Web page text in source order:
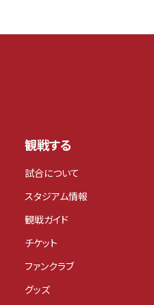
観戦する
試合について
スタジアム情報
観戦ガイド
チケット
ファンクラブ
グッズ